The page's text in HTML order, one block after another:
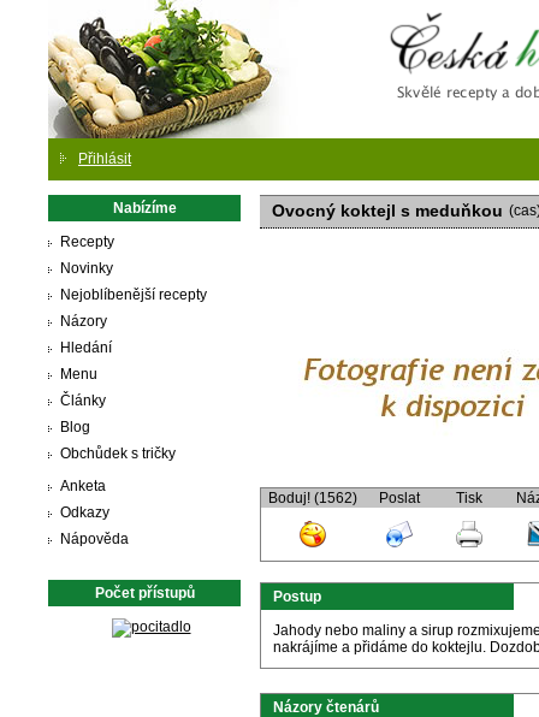
Přihlásit
Nabízíme
Recepty
Novinky
Nejoblíbenější recepty
Názory
Hledání
Menu
Články
Blog
Obchůdek s tričky
Anketa
Odkazy
Nápověda
Počet přístupů
Ovocný koktejl s meduňkou
Boduj! (1562) Poslat Tisk
Postup
Jahody nebo maliny a sirup
nakrájíme a přidáme do koktejlu.
Názory čtenárů